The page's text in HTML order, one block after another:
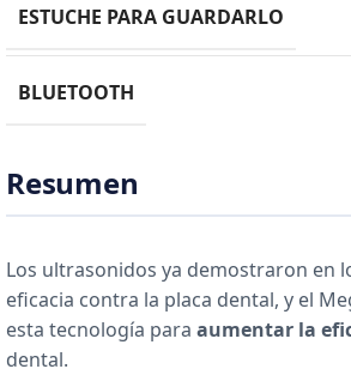
ESTUCHE PARA GUARDARLO
BLUETOOTH
Resumen
Los ultrasonidos ya demostraron en
eficacia contra la placa dental, y el
esta tecnología para aumentar la
dental.